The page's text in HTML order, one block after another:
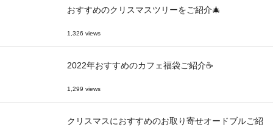
おすすめのクリスマスツリーをご紹介🎄
1,326 views
2022年おすすめのカフェ福袋ご紹介☕
1,299 views
クリスマスにおすすめのお取り寄せオードブルご紹